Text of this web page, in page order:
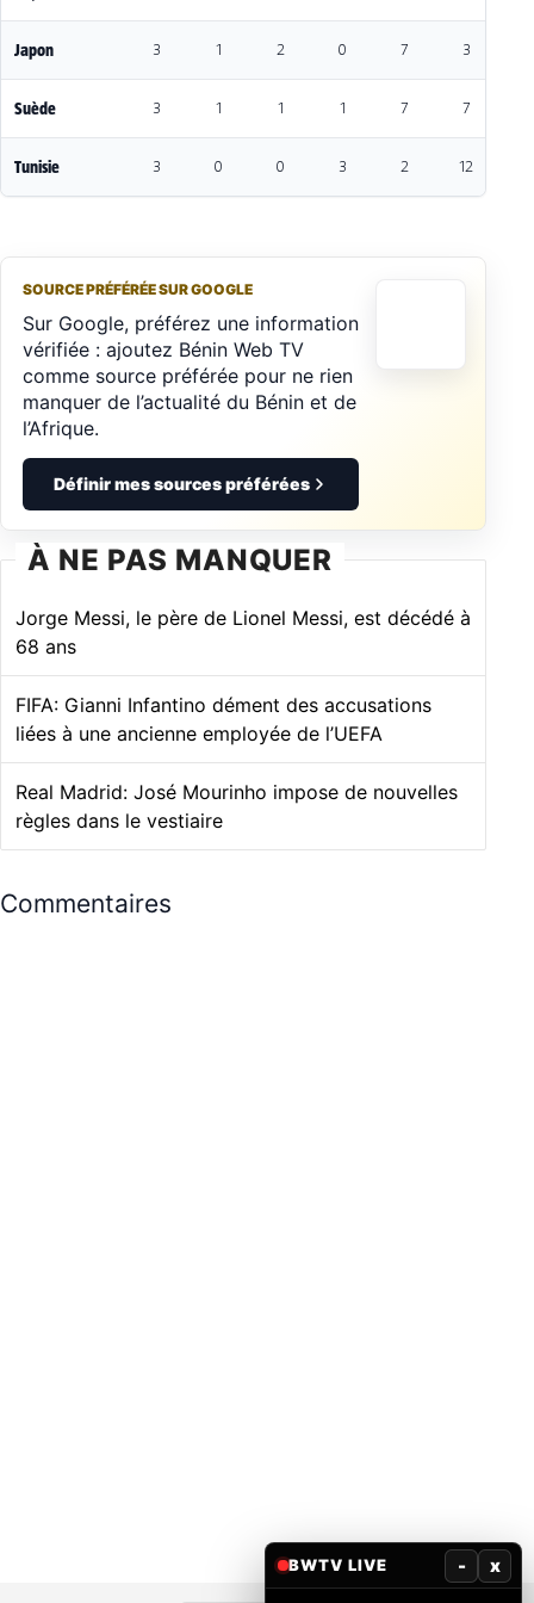
Japon 3 1 2 0 7 3
Suède 3 1 1 1 7 7
Tunisie 3 0 0 3 2 12
SOURCE PRÉFÉRÉE SUR GOOGLE
Sur Google, préférez une information
vérifiée : ajoutez Bénin Web TV
comme source préférée pour ne rien
manquer de l’actualité du Bénin et de
l’Afrique.
Définir mes sources préférées
À NE PAS MANQUER
Jorge Messi, le père de Lionel Messi, est décédé à
68 ans
FIFA: Gianni Infantino dément des accusations
liées à une ancienne employée de l’UEFA
Real Madrid: José Mourinho impose de nouvelles
règles dans le vestiaire
Commentaires
BWTV LIVE - x